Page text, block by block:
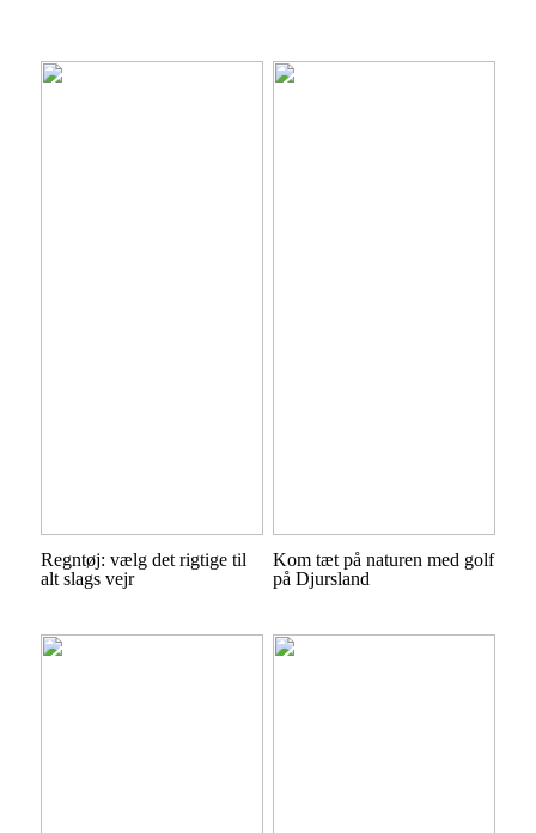
Regntøj: vælg det rigtige til
alt slags vejr
Kom tæt på naturen med golf
på Djursland